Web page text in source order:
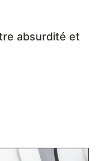
absurdité et